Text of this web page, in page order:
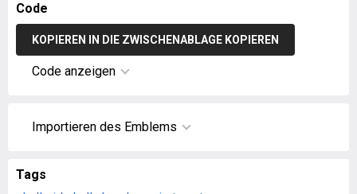
Code
KOPIEREN IN DIE ZWISCHENABLAGE KOPIEREN
Code anzeigen
Importieren des Emblems
Tags